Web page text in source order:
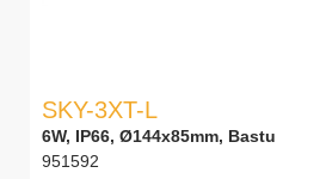
SKY-3XT-L
6W, IP66, Ø144x85mm, Bastu
951592